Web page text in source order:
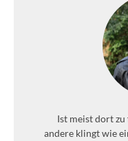
Ist meist dort
andere klingt wie